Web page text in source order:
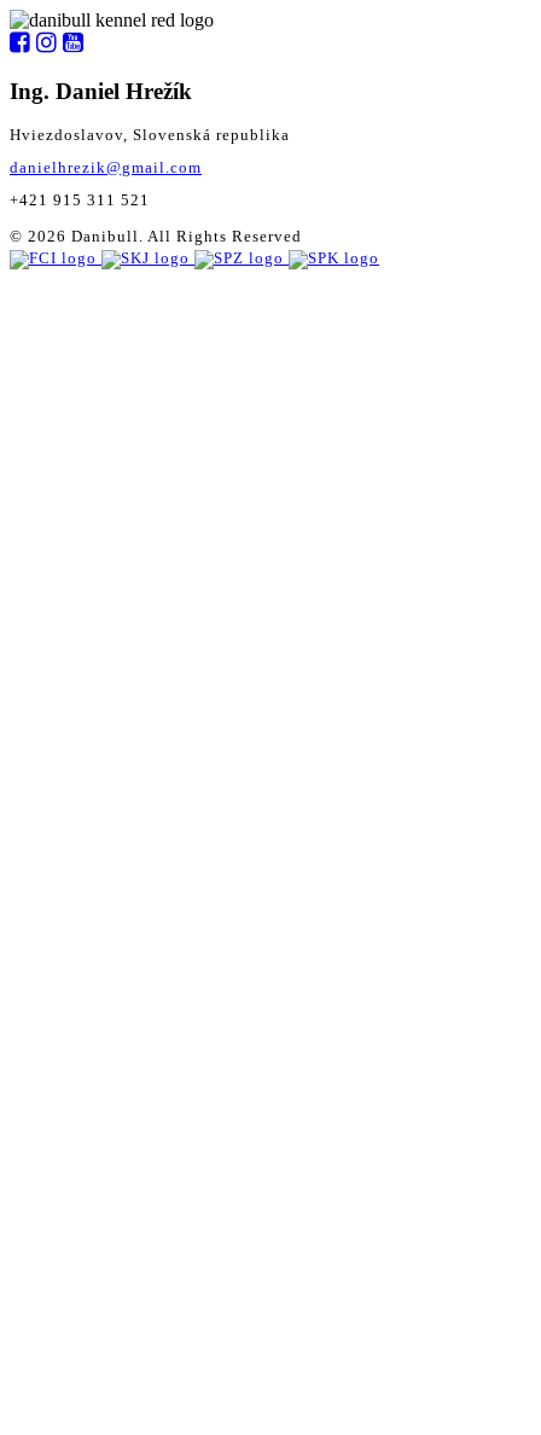
Ing. Daniel Hrežík
Hviezdoslavov, Slovenská republika
danielhrezik@gmail.com
+421 915 311 521
© 2026 Danibull. All Rights Reserved